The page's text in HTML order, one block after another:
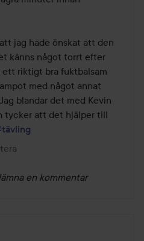
jag hade önskat att den
känns något torrt efter
riktigt bra fuktbalsam
med något annat
blandar det med Kevin
tycker att det hjälper till
en kommentar